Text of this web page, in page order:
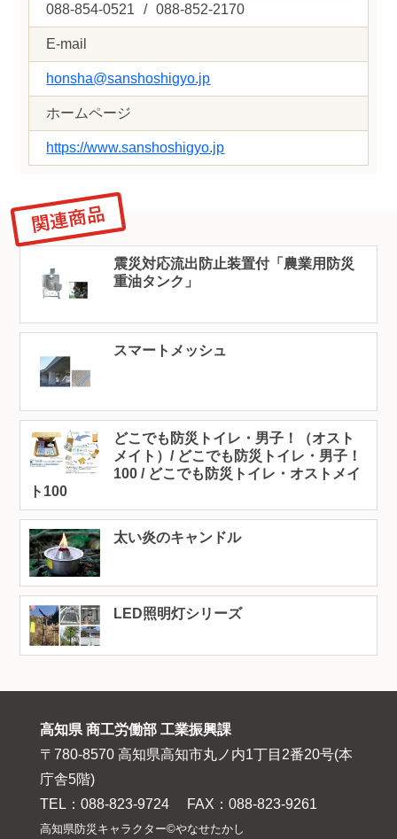
088-854-0521 / 088-852-2170
E-mail
honsha@sanshoshigyo.jp
ホームページ
https://www.sanshoshigyo.jp
震災対応流出防止装置付「農業用防災
重油タンク」
スマートメッシュ
どこでも防災トイレ・男子！（オスト
メイト）/ どこでも防災トイレ・男子！
100 / どこでも防災トイレ・オストメイ
ト100
太い炎のキャンドル
LED照明灯シリーズ
高知県 商工労働部 工業振興課
〒780-8570 高知県高知市丸ノ内1丁目2番20号(本
庁舎5階)
TEL：088-823-9724 FAX：088-823-9261
高知県防災キャラクター©やなせたかし